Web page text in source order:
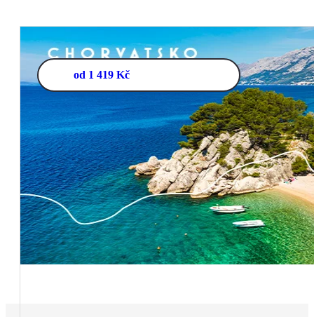
od 1 419 Kč